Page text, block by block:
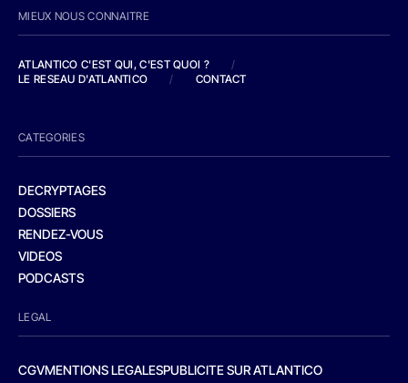
MIEUX NOUS CONNAITRE
ATLANTICO C'EST QUI, C'EST QUOI ?
/
LE RESEAU D'ATLANTICO
/ CONTACT
CATEGORIES
DECRYPTAGES
DOSSIERS
RENDEZ-VOUS
VIDEOS
PODCASTS
LEGAL
CGVMENTIONS LEGALESPUBLICITE SUR ATLANTICO